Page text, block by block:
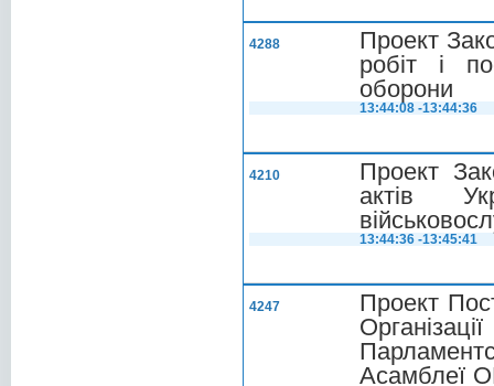
4288
Проект
робіт і
оборони
13:44:08 -13:44:36
4210
Проект
актів
13:44:36 -13:45:41
4247
Проект
Асамблеї